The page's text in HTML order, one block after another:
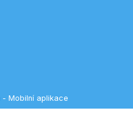
- Mobilní aplikace